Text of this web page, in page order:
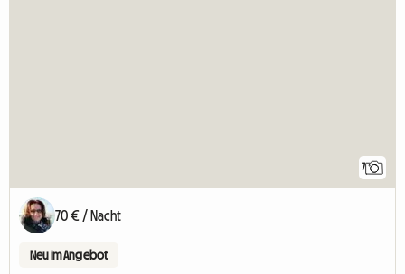
7
70 € / Nacht
Neu im Angebot